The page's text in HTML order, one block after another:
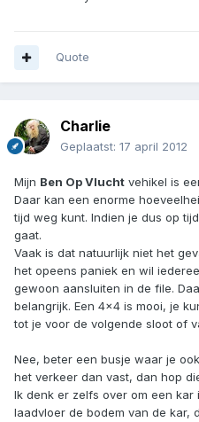
Quote
Charlie
Geplaatst: 17 april 2012
Mijn Ben Op Vlucht vehikel is
Daar kan een enorme
tijd weg kunt. Indien je dus op
gaat.
Vaak is dat natuurlijk niet het
het opeens paniek en wil
gewoon aansluiten in de file.
belangrijk. Een 4x4 is mooi, je
tot je voor de volgende sloot of
Nee, beter een busje waar je
het verkeer dan vast, dan hop
Ik denk er zelfs over om een kar
laadvloer de bodem van de kar,